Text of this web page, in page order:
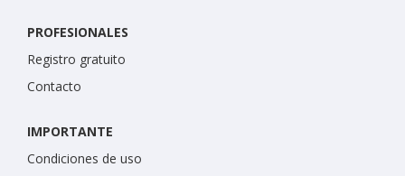
PROFESIONALES
Registro gratuito
Contacto
IMPORTANTE
Condiciones de uso